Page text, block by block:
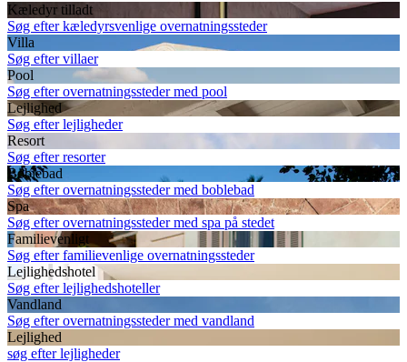
Kæledyr tilladt
Søg efter kæledyrsvenlige overnatningssteder
Villa
Søg efter villaer
Pool
Søg efter overnatningssteder med pool
Lejlighed
Søg efter lejligheder
Resort
Søg efter resorter
Boblebad
Søg efter overnatningssteder med boblebad
Spa
Søg efter overnatningssteder med spa på stedet
Familievenligt
Søg efter familievenlige overnatningssteder
Lejlighedshotel
Søg efter lejlighedshoteller
Vandland
Søg efter overnatningssteder med vandland
Lejlighed
søg efter lejligheder